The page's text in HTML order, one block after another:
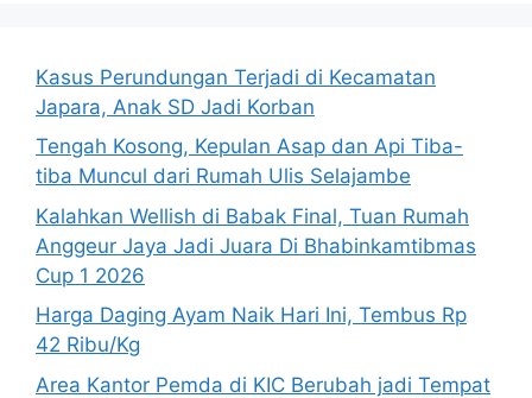
Kasus Perundungan Terjadi di Kecamatan
Japara, Anak SD Jadi Korban
Tengah Kosong, Kepulan Asap dan Api Tiba-
tiba Muncul dari Rumah Ulis Selajambe
Kalahkan Wellish di Babak Final, Tuan Rumah
Anggeur Jaya Jadi Juara Di Bhabinkamtibmas
Cup 1 2026
Harga Daging Ayam Naik Hari Ini, Tembus Rp
42 Ribu/Kg
Area Kantor Pemda di KIC Berubah jadi Tempat